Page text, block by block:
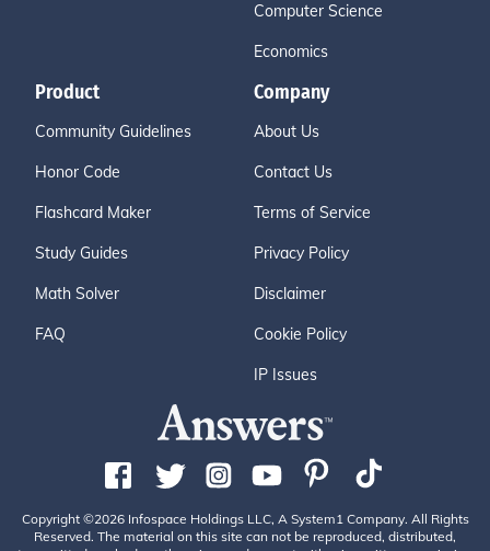
Computer Science
Economics
Product
Community Guidelines
Honor Code
Flashcard Maker
Study Guides
Math Solver
FAQ
Company
About Us
Contact Us
Terms of Service
Privacy Policy
Disclaimer
Cookie Policy
IP Issues
Copyright ©2026 Infospace Holdings LLC, A System1 Company. All Rights
Reserved. The material on this site can not be reproduced, distributed,